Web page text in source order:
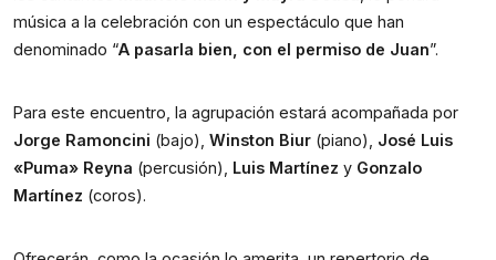
música a la celebración con un espectáculo que han
denominado “A pasarla bien, con el permiso de Juan”.
Para este encuentro, la agrupación estará acompañada por
Jorge Ramoncini (bajo), Winston Biur (piano), José Luis
«Puma» Reyna (percusión), Luis Martínez y Gonzalo
Martínez (coros).